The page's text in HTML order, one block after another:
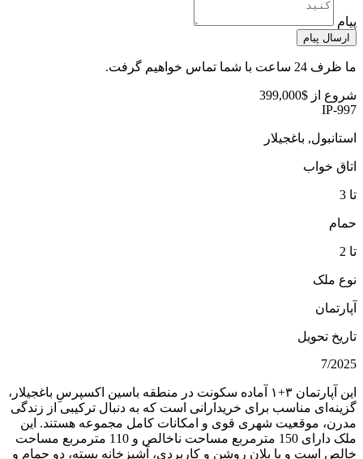
پیام
ارسال پیام
ما ظرف 24 ساعت با شما تماس خواهیم گرفت.
شروع از $399,000
IP-997
استانبول, باغجیلار
اتاق خواب
تا 3
حمام
تا 2
نوع ملک
آپارتمان
تاریخ تحویل
7/2025
این آپارتمان ۳+۱ آماده سکونت در منطقه باسین اکسپرسِ باغجیلار،
گزینه‌ای مناسب برای خریدارانی است که به دنبال ترکیبی از زندگی
مدرن، موقعیت شهری قوی و امکانات کامل مجموعه هستند. این
ملک دارای 150 مترمربع مساحت ناخالص و 110 مترمربع مساحت
خالص است و با پلان روشن و کاربردی، آشپزخانه بسته، دو حمام و